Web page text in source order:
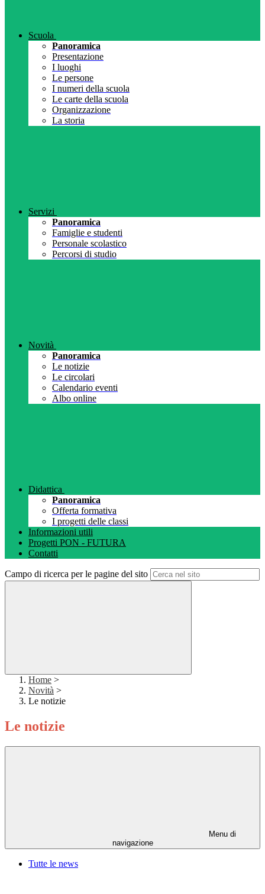
Scuola
Panoramica
Presentazione
I luoghi
Le persone
I numeri della scuola
Le carte della scuola
Organizzazione
La storia
Servizi
Panoramica
Famiglie e studenti
Personale scolastico
Percorsi di studio
Novità
Panoramica
Le notizie
Le circolari
Calendario eventi
Albo online
Didattica
Panoramica
Offerta formativa
I progetti delle classi
Informazioni utili
Progetti PON - FUTURA
Contatti
Campo di ricerca per le pagine del sito
Home >
Novità >
Le notizie
Le notizie
Menu di
navigazione
Tutte le news